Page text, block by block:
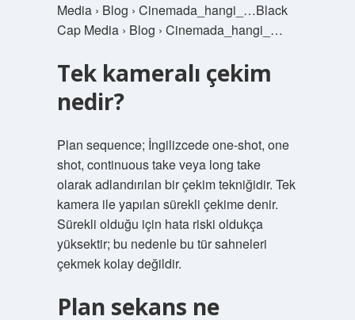
Media › Blog › Cinemada_hangi_…Black
Cap Media › Blog › Cinemada_hangi_…
Tek kameralı çekim
nedir?
Plan sequence; İngilizcede one-shot, one
shot, continuous take veya long take
olarak adlandırılan bir çekim tekniğidir. Tek
kamera ile yapılan sürekli çekime denir.
Sürekli olduğu için hata riski oldukça
yüksektir; bu nedenle bu tür sahneleri
çekmek kolay değildir.
Plan sekans ne